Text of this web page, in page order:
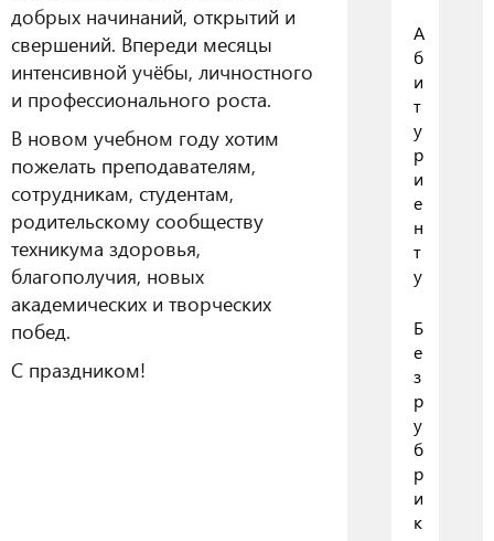
добрых начинаний, открытий и
свершений. Впереди месяцы
интенсивной учёбы, личностного
и профессионального роста.
В новом учебном году хотим
пожелать преподавателям,
сотрудникам, студентам,
родительскому сообществу
техникума здоровья,
благополучия, новых
академических и творческих
побед.
С праздником!
А
б
и
т
у
р
и
е
н
т
у
Б
е
з
р
у
б
р
и
к